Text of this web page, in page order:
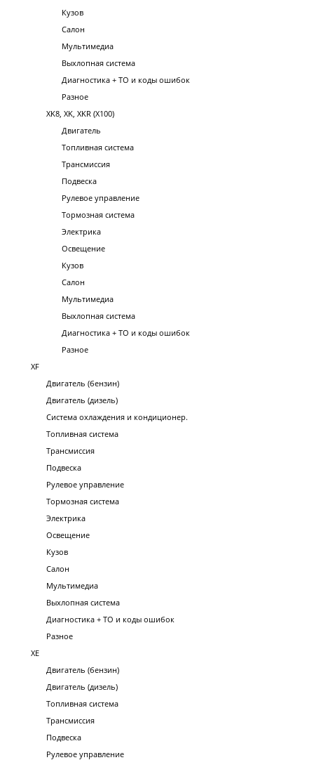
Кузов
Салон
Мультимедиа
Выхлопная система
Диагностика + ТО и коды ошибок
Разное
XK8, XK, XKR (X100)
Двигатель
Топливная система
Трансмиссия
Подвеска
Рулевое управление
Тормозная система
Электрика
Освещение
Кузов
Салон
Мультимедиа
Выхлопная система
Диагностика + ТО и коды ошибок
Разное
XF
Двигатель (бензин)
Двигатель (дизель)
Система охлаждения и кондиционер.
Топливная система
Трансмиссия
Подвеска
Рулевое управление
Тормозная система
Электрика
Освещение
Кузов
Салон
Мультимедиа
Выхлопная система
Диагностика + ТО и коды ошибок
Разное
XE
Двигатель (бензин)
Двигатель (дизель)
Топливная система
Трансмиссия
Подвеска
Рулевое управление